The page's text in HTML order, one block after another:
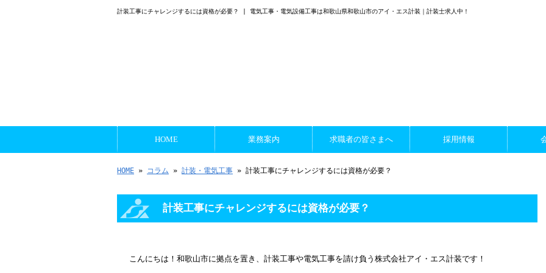
計装工事にチャレンジするには資格が必要？ | 電気工事・電気設備工事は和歌山県和歌山市のアイ・エス計装｜計装士求人中！
HOME 業務案内 求職者の皆さまへ 採用情報
HOME » コラム » 計装・電気工事 » 計装工事にチャレンジするには資格が必要？
計装工事にチャレンジするには資格が必要？
こんにちは！和歌山市に拠点を置き、計装工事や電気工事を請け負う株式会社アイ・エス計装です！